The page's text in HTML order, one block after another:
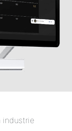
industrie